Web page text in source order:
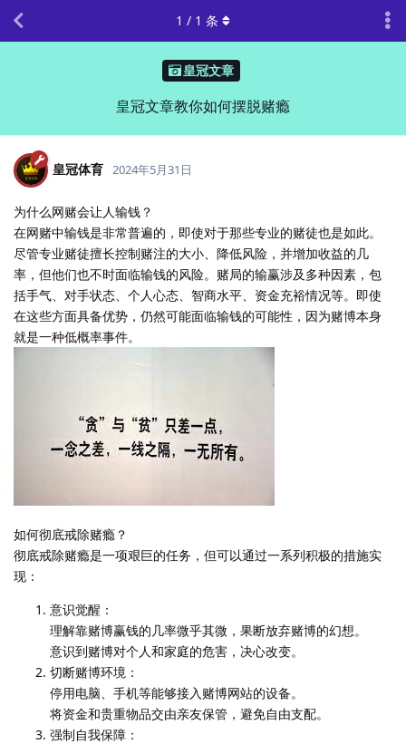
皇冠文章
皇冠文章教你如何摆脱赌瘾
1 / 1 条
皇冠体育 2024年5月31日
为什么网赌会让人输钱？
在网赌中输钱是非常普遍的，即使对于那些专业的赌徒也是如此。
尽管专业赌徒擅长控制赌注的大小、降低风险，并增加收益的几
率，但他们也不时面临输钱的风险。赌局的输赢涉及多种因素，包
括手气、对手状态、个人心态、智商水平、资金充裕情况等。即使
在这些方面具备优势，仍然可能面临输钱的可能性，因为赌博本身
就是一种低概率事件。
如何彻底戒除赌瘾？
彻底戒除赌瘾是一项艰巨的任务，但可以通过一系列积极的措施实
现：
意识觉醒：
理解靠赌博赢钱的几率微乎其微，果断放弃赌博的幻想。
意识到赌博对个人和家庭的危害，决心改变。
切断赌博环境：
停用电脑、手机等能够接入赌博网站的设备。
将资金和贵重物品交由亲友保管，避免自由支配。
强制自我保障：